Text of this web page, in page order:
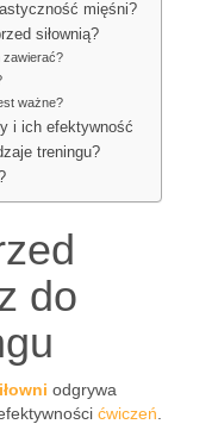
mięśni?
siłownią?
zawierać?
ważne?
i ich efektywność
treningu?
do
odgrywa
ćwiczeń